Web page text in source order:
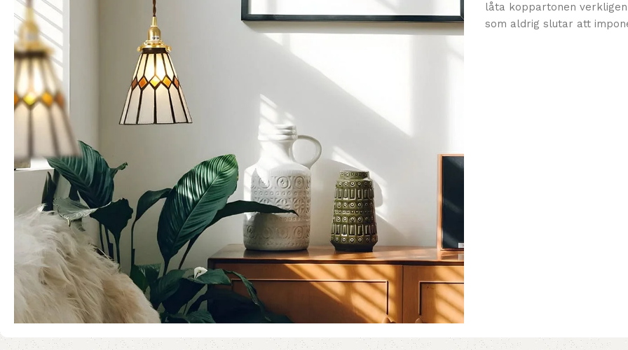
låta koppartonen
som aldrig slutar att